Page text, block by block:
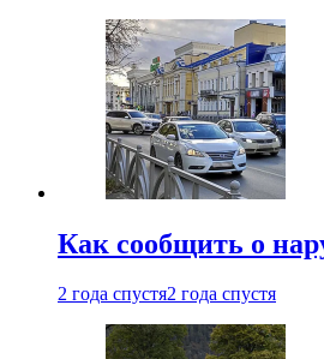
Как сообщить о
2 года спустя2 года спустя